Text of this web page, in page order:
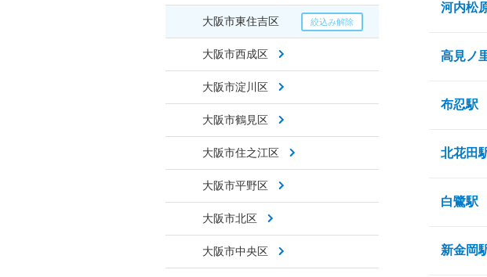
大阪市東住吉区
大阪市西成区
大阪市淀川区
大阪市鶴見区
大阪市住之江区
大阪市平野区
大阪市北区
大阪市中央区
河内松
高見ノ
布忍駅
北花田
白鷺駅
新金岡